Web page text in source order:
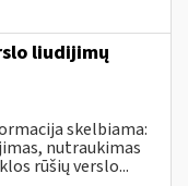
liudijimų
skelbiama:
nutraukimas
rūšių verslo...